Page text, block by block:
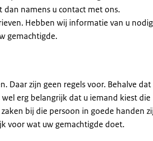
dan namens u contact met ons.
Hebben wij informatie van u
gemachtigde.
Daar zijn geen regels voor. Behalve dat
erg belangrijk dat u iemand kiest die
bij die persoon in goede handen
voor wat uw gemachtigde doet.